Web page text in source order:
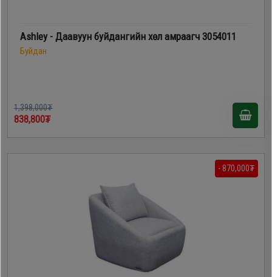
Ashley - Даавуун буйдангийн хөл амраагч 3054011
Буйдан
1,398,000₮
838,800₮
- 870,000₮